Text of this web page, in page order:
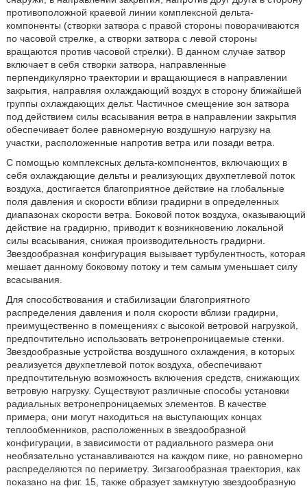
противоположной краевой линии комплексной дельта-
компоненты (створки затвора с правой стороны поворачиваются
по часовой стрелке, а створки затвора с левой стороны
вращаются против часовой стрелки). В данном случае затвор
включает в себя створки затвора, направленные
перпендикулярно траектории и вращающиеся в направлении
закрытия, направляя охлаждающий воздух в сторону ближайшей
группы охлаждающих дельт. Частичное смещение зон затвора
под действием силы всасывания ветра в направлении закрытия
обеспечивает более равномерную воздушную нагрузку на
участки, расположенные напротив ветра или позади ветра.
С помощью комплексных дельта-компонентов, включающих в
себя охлаждающие дельты и реализующих двухпетлевой поток
воздуха, достигается благоприятное действие на глобальные
поля давления и скорости вблизи градирни в определенных
диапазонах скорости ветра. Боковой поток воздуха, оказывающий
действие на градирню, приводит к возникновению локальной
силы всасывания, снижая производительность градирни.
Звездообразная конфигурация вызывает турбулентность, которая
мешает данному боковому потоку и тем самым уменьшает силу
всасывания.
Для способствования и стабилизации благоприятного
распределения давления и поля скорости вблизи градирни,
преимущественно в помещениях с высокой ветровой нагрузкой,
предпочтительно использовать ветронепроницаемые стенки.
Звездообразные устройства воздушного охлаждения, в которых
реализуется двухпетлевой поток воздуха, обеспечивают
предпочтительную возможность включения средств, снижающих
ветровую нагрузку. Существуют различные способы установки
радиальных ветронепроницаемых элементов. В качестве
примера, они могут находиться на выступающих концах
теплообменников, расположенных в звездообразной
конфигурации, в зависимости от радиального размера они
необязательно устанавливаются на каждом пике, но равномерно
распределяются по периметру. Зигзагообразная траектория, как
показано на фиг. 15, также образует замкнутую звездообразную